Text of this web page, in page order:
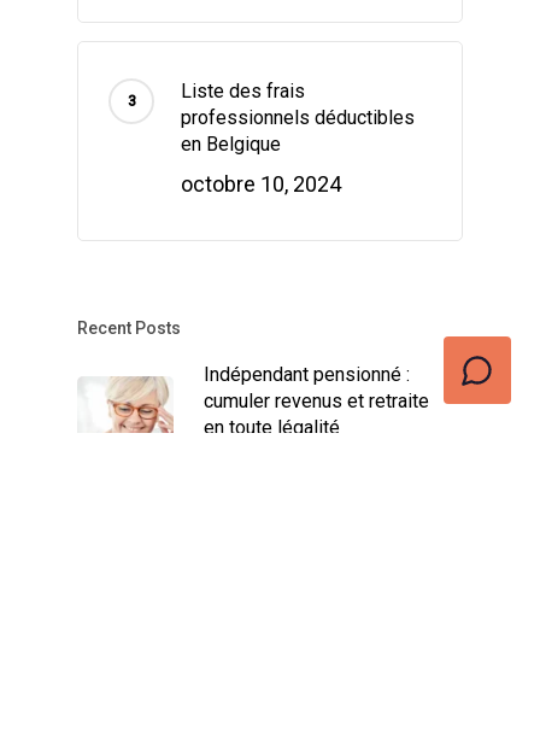
Liste des frais
professionnels déductibles
en Belgique
octobre 10, 2024
Recent Posts
Indépendant pensionné :
cumuler revenus et retraite
en toute légalité